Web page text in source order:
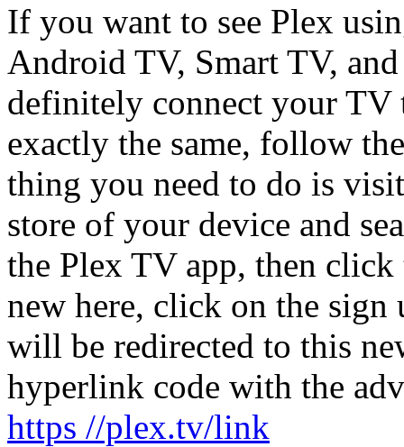
If you want to see Plex
Android TV, Smart TV,
definitely connect your TV
exactly the same, follow
thing you need to do is
store of your device and
the Plex TV app, then
new here, click on the
will be redirected to this
hyperlink code with the
https //plex.tv/link